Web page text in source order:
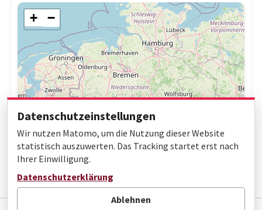
+ −
Datenschutzeinstellungen
Wir nutzen Matomo, um die Nutzung dieser Website
statistisch auszuwerten. Das Tracking startet erst nach
Ihrer Einwilligung.
Datenschutzerklärung
Ablehnen